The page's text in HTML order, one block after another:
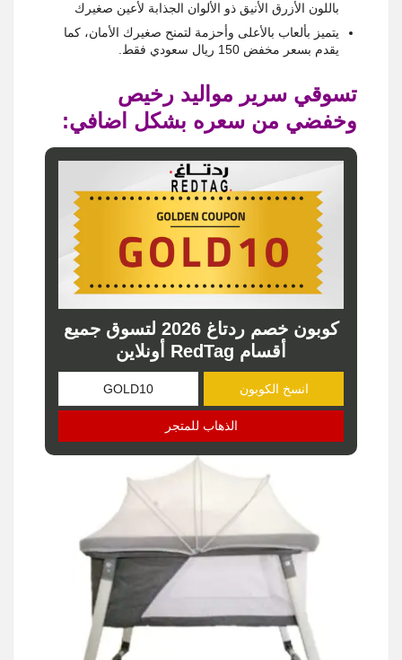
باللون الأزرق الأنيق ذو الألوان الجذابة لأعين صغيرك
يتميز بألعاب بالأعلى وأحزمة لتمنح صغيرك الأمان، كما
يقدم بسعر مخفض 150 ريال سعودي فقط.
تسوقي سرير مواليد رخيص
وخفضي من سعره بشكل اضافي:
كوبون خصم ردتاغ 2026 لتسوق جميع
أقسام RedTag أونلاين
انسخ الكوبون
الذهاب للمتجر